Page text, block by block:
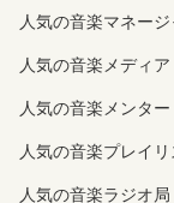
人気の音楽マネージ
人気の音楽メディ
人気の音楽メンター
人気の音楽プレイ
人気の音楽ラジオ局